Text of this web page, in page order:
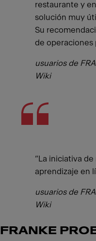
restaurante y
solución muy
Su
de operaciones
usuarios de
Wiki
“La iniciativa
aprendizaje en
usuarios de
Wiki
FRANKE